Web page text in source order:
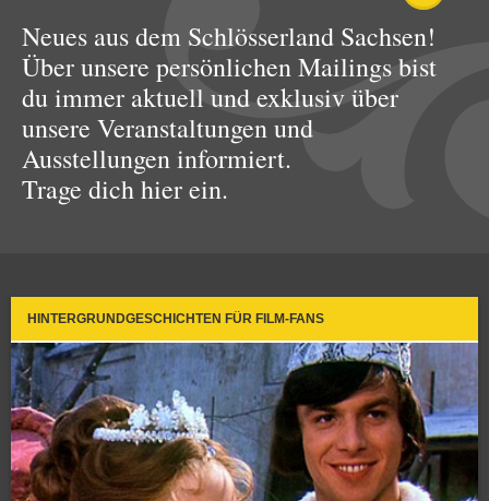
Neues aus dem Schlösserland Sachsen!
Über unsere persönlichen Mailings bist
du immer aktuell und exklusiv über
unsere Veranstaltungen und
Ausstellungen informiert.
Trage dich hier ein.
HINTERGRUNDGESCHICHTEN FÜR FILM-FANS